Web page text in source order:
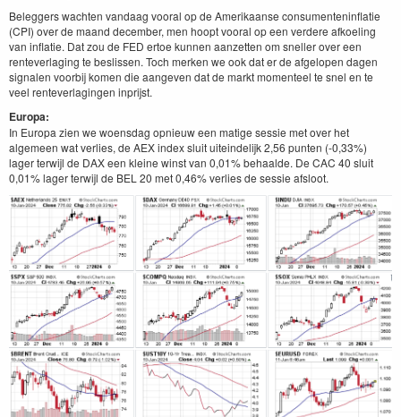
Beleggers wachten vandaag vooral op de Amerikaanse consumenteninflatie
(CPI) over de maand december, men hoopt vooral op een verdere afkoeling
van inflatie. Dat zou de FED ertoe kunnen aanzetten om sneller over een
renteverlaging te beslissen. Toch merken we ook dat er de afgelopen dagen
signalen voorbij komen die aangeven dat de markt momenteel te snel en te
veel renteverlagingen inprijst.
Europa:
In Europa zien we woensdag opnieuw een matige sessie met over het
algemeen wat verlies, de AEX index sluit uiteindelijk 2,56 punten (-0,33%)
lager terwijl de DAX een kleine winst van 0,01% behaalde. De CAC 40 sluit
0,01% lager terwijl de BEL 20 met 0,46% verlies de sessie afsloot.